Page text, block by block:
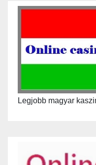
Legjobb magyar